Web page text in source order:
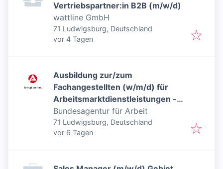
Vertriebspartner:in B2B (m/w/d)
wattline GmbH
71 Ludwigsburg, Deutschland
Veröffentlicht
vor 4 Tagen
Ausbildung zur/zum
Fachangestellten (w/m/d) für
Arbeitsmarktdienstleistungen -
Inklusiver Job
Bundesagentur für Arbeit
71 Ludwigsburg, Deutschland
Veröffentlicht
vor 6 Tagen